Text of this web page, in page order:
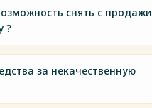
снять с продажи
?
за некачественную